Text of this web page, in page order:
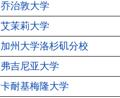
乔治敦大学
艾茉莉大学
加州大学洛杉矶分校
弗吉尼亚大学
卡耐基梅隆大学